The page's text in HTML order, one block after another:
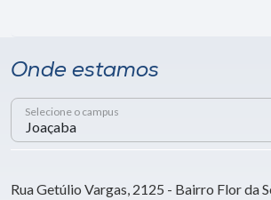
Onde estamos
Selecione o campus
Rua Getúlio Vargas, 2125 - Bairro Flor da